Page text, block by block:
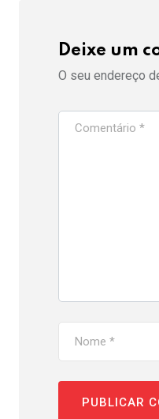
Deixe um
O seu endereço